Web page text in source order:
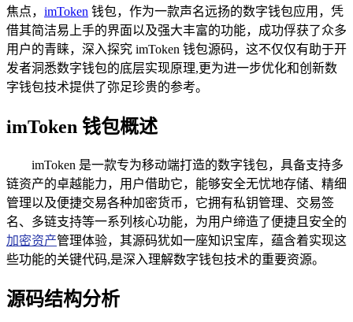
焦点， imToken 钱包，作为一款声名远扬的数字钱包应用，凭
借其简洁易上手的界面以及强大丰富的功能，成功俘获了众多
用户的青睐，深入探究 imToken 钱包源码，这不仅仅有助于开
发者洞悉数字钱包的底层实现原理,更为进一步优化和创新数
字钱包技术提供了弥足珍贵的参考。
imToken 钱包概述
imToken 是一款专为移动端打造的数字钱包，具备支持多
链资产的卓越能力，用户借助它，能够安全无忧地存储、精细
管理以及便捷交易各种加密货币，它拥有私钥管理、交易签
名、多链支持等一系列核心功能，为用户缔造了便捷且安全的
加密资产管理体验，其源码犹如一座知识宝库，蕴含着实现这
些功能的关键代码,是深入理解数字钱包技术的重要资源。
源码结构分析